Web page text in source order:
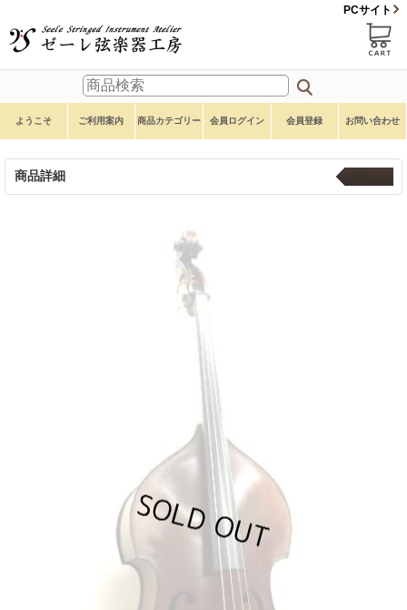
PCサイト
ようこそ ご利用案内 商品カテゴリー 会員ログイン 会員登録 お問い合わせ
商品詳細